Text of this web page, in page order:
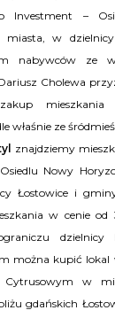
Investment –
miasta, w
nabywców ze
Cholewa
właśnie ze
znajdziemy
Nowy
Łostowicei
w cenieod
dzielnicy
można kupić lokal
Cytrusowym w
gdańskich